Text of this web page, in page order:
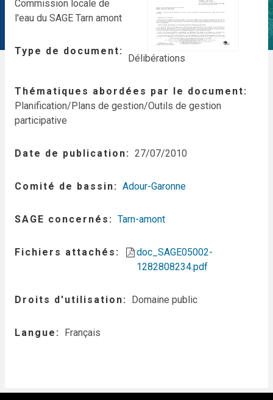
Commission locale de
l'eau du SAGE Tarn amont
Type de document
Délibérations
Thématiques abordées par le document
Planification/Plans de gestion/Outils de gestion
participative
Date de publication 27/07/2010
Comité de bassin Adour-Garonne
SAGE concernés Tarn-amont
Fichiers attachés
doc_SAGE05002-
1282808234.pdf
Droits d'utilisation Domaine public
Langue Français